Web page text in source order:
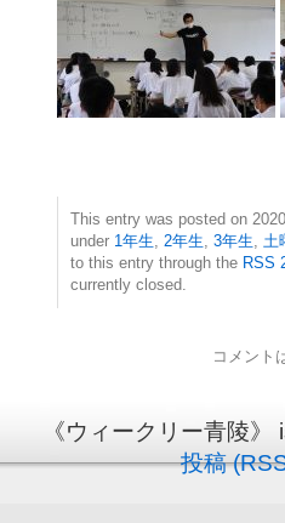
This entry was posted on
under 1年生 2年生 3年生
土
to this entry through the RSS
currently closed.
コメント
《ウィークリー青陵
投稿